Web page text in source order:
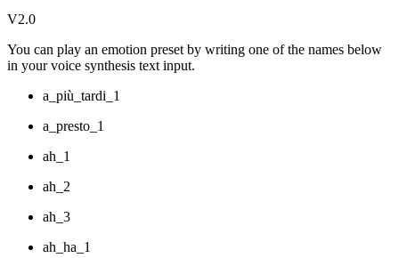
V2.0
You can play an emotion preset by writing one of the names below
in your voice synthesis text input.
a_più_tardi_1
a_presto_1
ah_1
ah_2
ah_3
ah_ha_1